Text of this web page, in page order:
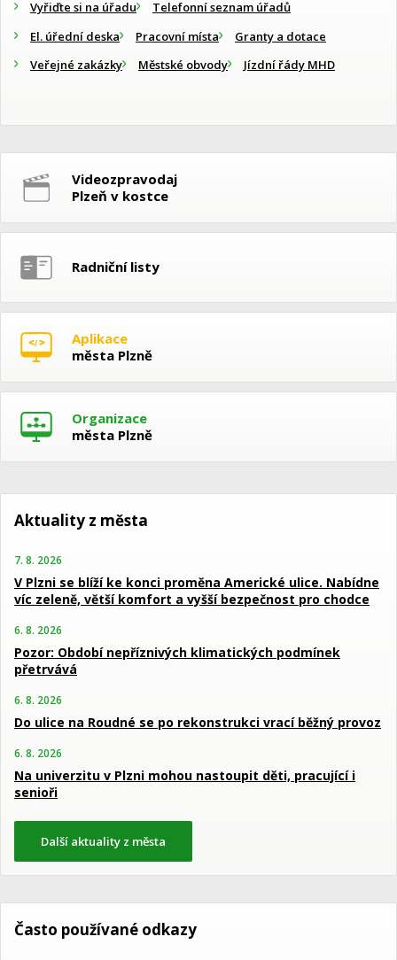
Vyřiďte si na úřadu
Telefonní seznam úřadů
El. úřední deska
Pracovní místa
Granty a dotace
Veřejné zakázky
Městské obvody Jízdní řády MHD
Videozpravodaj
Plzeň v kostce
Radniční listy
Aplikace
města Plzně
Organizace
města Plzně
Aktuality z města
7. 8. 2026
V Plzni se blíží ke konci proměna Americké ulice. Nabídne
víc zeleně, větší komfort a vyšší bezpečnost pro chodce
6. 8. 2026
Pozor: Období nepříznivých klimatických podmínek
přetrvává
6. 8. 2026
Do ulice na Roudné se po rekonstrukci vrací běžný provoz
6. 8. 2026
Na univerzitu v Plzni mohou nastoupit děti, pracující i
senioři
Další aktuality z města
Často používané odkazy